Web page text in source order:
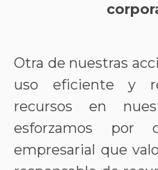
Otra de nuestras
uso eficiente y
recursos en
esforzamos por
empresarial que